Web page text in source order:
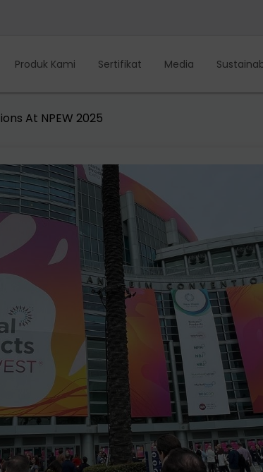
Produk Kami Sertifikat Media
At NPEW 2025